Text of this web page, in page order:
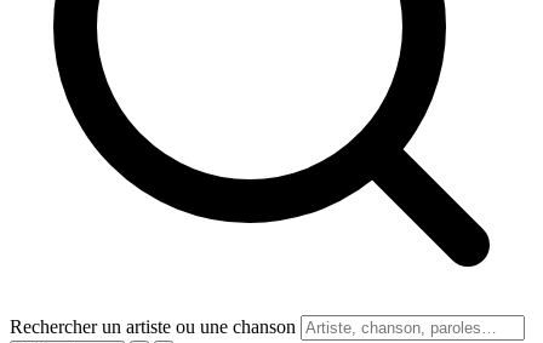
Rechercher un artiste ou une chanson